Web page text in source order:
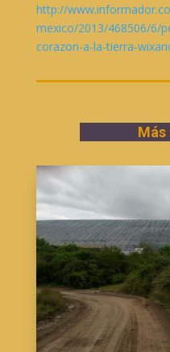
http://
mexico/2013/468506/6/
corazon-a-la-tierra-